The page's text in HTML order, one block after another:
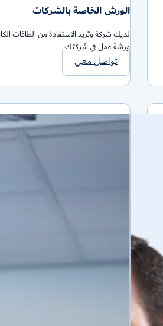
الورش الخاصة بالشركات
لديك شركة وتريد الاستفادة من الطاقات
ورشة عمل في شركتك
تواصل معي